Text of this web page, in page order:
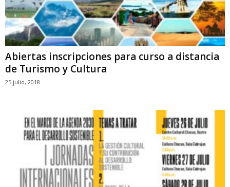
Abiertas inscripciones para curso a distancia
de Turismo y Cultura
25 julio, 2018